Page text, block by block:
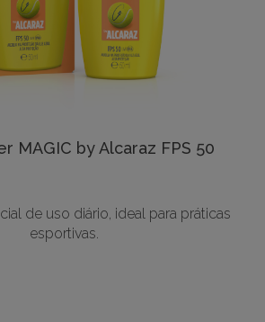
MAGIC by Alcaraz FPS 50
de uso diário, ideal para práticas
esportivas.